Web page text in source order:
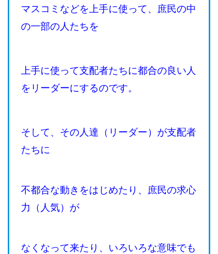
マスコミなどを上手に使って、庶民の中
の一部の人たちを
上手に使って支配者たちに都合の良い人
をリーダーにするのです。
そして、その人達（リーダー）が支配者
たちに
不都合な動きをはじめたり、庶民の求心
力（人気）が
なくなって来たり、いろいろな意味でも